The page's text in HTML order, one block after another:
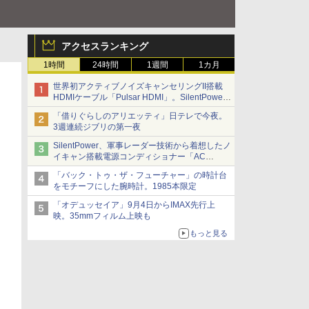
アクセスランキング
1時間 24時間 1週間 1カ月
世界初アクティブノイズキャンセリングII搭載
HDMIケーブル「Pulsar HDMI」。SilentPower
から
「借りぐらしのアリエッティ」日テレで今夜。
3週連続ジブリの第一夜
SilentPower、軍事レーダー技術から着想したノ
イキャン搭載電源コンディショナー「AC
iPurifier2」
「バック・トゥ・ザ・フューチャー」の時計台
をモチーフにした腕時計。1985本限定
「オデュッセイア」9月4日からIMAX先行上
映。35mmフィルム上映も
もっと見る